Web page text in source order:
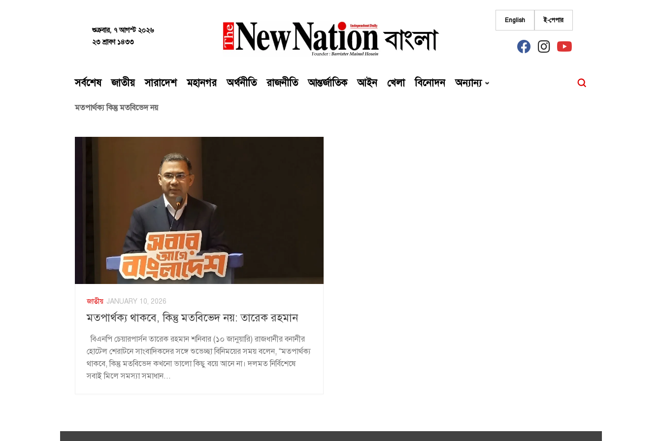
শুক্রবার, ৭ আগস্ট ২০২৬
২৩ শ্রাবণ ১৪৩৩
English ই-পেপার
fab
fa-
fab
fa-
fab
fa-
সর্বশেষ জাতীয় সারাদেশ মহানগর অর্থনীতি রাজনীতি আন্তর্জাতিক আইন খেলা বিনোদন অন্যান্য
মতপার্থক্য কিন্তু মতবিভেদ নয়
জাতীয় JANUARY 10, 2026
মতপার্থক্য থাকবে, কিন্তু মতবিভেদ নয়: তারেক রহমান
বিএনপি চেয়ারপার্সন তারেক রহমান শনিবার (১০ জানুয়ারি) রাজধানীর বনানীর
হোটেল শেরাটনে সাংবাদিকদের সঙ্গে শুভেচ্ছা বিনিময়ের সময় বলেন, “মতপার্থক্য
থাকবে, কিন্তু মতবিভেদ কখনো ভালো কিছু বয়ে আনে না। দলমত নির্বিশেষে
সবাই মিলে সমস্যা সমাধান...